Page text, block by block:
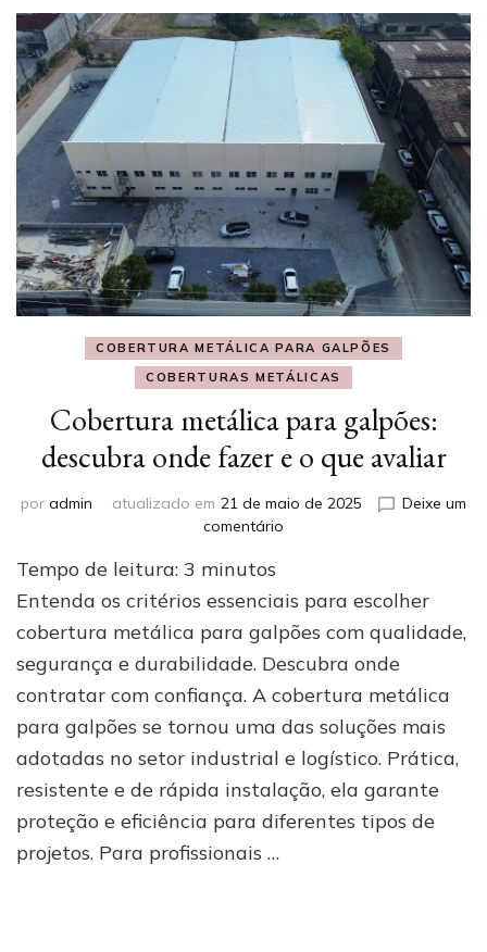
COBERTURA METÁLICA PARA GALPÕES
COBERTURAS METÁLICAS
Cobertura metálica para galpões:
descubra onde fazer e o que avaliar
por admin atualizado em 21 de maio de 2025
Deixe um
comentário
para
galpões:
descubra
onde
fazer
e
o
que
avaliar
Tempo de leitura: 3 minutos
Entenda os critérios essenciais para escolher
cobertura metálica para galpões com qualidade,
segurança e durabilidade. Descubra onde
contratar com confiança. A cobertura metálica
para galpões se tornou uma das soluções mais
adotadas no setor industrial e logístico. Prática,
resistente e de rápida instalação, ela garante
proteção e eficiência para diferentes tipos de
projetos. Para profissionais …